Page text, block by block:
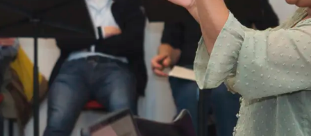
Contact